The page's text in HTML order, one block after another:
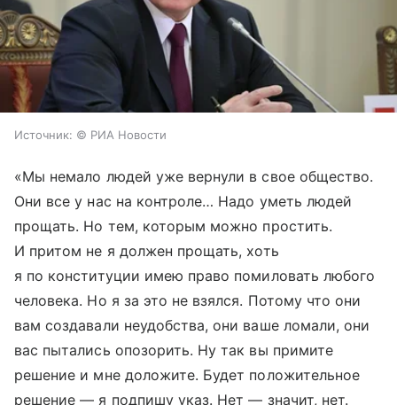
Источник: © РИА Новости
«Мы немало людей уже вернули в свое общество.
Они все у нас на контроле… Надо уметь людей
прощать. Но тем, которым можно простить.
И притом не я должен прощать, хоть
я по конституции имею право помиловать любого
человека. Но я за это не взялся. Потому что они
вам создавали неудобства, они ваше ломали, они
вас пытались опозорить. Ну так вы примите
решение и мне доложите. Будет положительное
решение — я подпишу указ. Нет — значит, нет.